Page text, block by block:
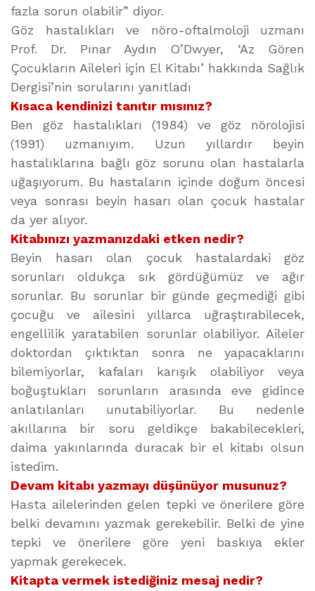
fazla sorun olabilir” diyor.
Göz hastalıkları ve nöro-oftalmoloji uzmanı
Prof. Dr. Pınar Aydın O’Dwyer, ‘Az Gören
Çocukların Aileleri için El Kitabı’ hakkında Sağlık
Dergisi’nin sorularını yanıtladı
Kısaca kendinizi tanıtır mısınız?
Ben göz hastalıkları (1984) ve göz nörolojisi
(1991) uzmanıyım. Uzun yıllardır beyin
hastalıklarına bağlı göz sorunu olan hastalarla
uğaşıyorum. Bu hastaların içinde doğum öncesi
veya sonrası beyin hasarı olan çocuk hastalar
da yer alıyor.
Kitabınızı yazmanızdaki etken nedir?
Beyin hasarı olan çocuk hastalardaki göz
sorunları oldukça sık gördüğümüz ve ağır
sorunlar. Bu sorunlar bir günde geçmediği gibi
çocuğu ve ailesini yıllarca uğraştırabilecek,
engellilik yaratabilen sorunlar olabiliyor. Aileler
doktordan çıktıktan sonra ne yapacaklarını
bilemiyorlar, kafaları karışık olabiliyor veya
boğuştukları sorunların arasında eve gidince
anlatılanları unutabiliyorlar. Bu nedenle
akıllarına bir soru geldikçe bakabilecekleri,
daima yakınlarında duracak bir el kitabı olsun
istedim.
Devam kitabı yazmayı düşünüyor musunuz?
Hasta ailelerinden gelen tepki ve önerilere göre
belki devamını yazmak gerekebilir. Belki de yine
tepki ve önerilere göre yeni baskıya ekler
yapmak gerekecek.
Kitapta vermek istediğiniz mesaj nedir?